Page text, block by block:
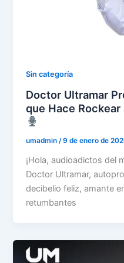
Sin categoría
Doctor Ultramar
que Hace Rockear
umadmin/9 de enero de
¡Hola, audioadictos del
Doctor Ultramar,
decibelio feliz, amante
retumbantes